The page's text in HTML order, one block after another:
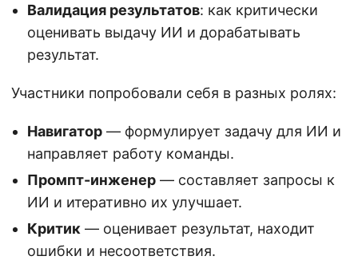
Валидация результатов: как критически
оценивать выдачу ИИ и дорабатывать
результат.
Участники попробовали себя в разных ролях:
Навигатор — формулирует задачу для ИИ и
направляет работу команды.
Промпт-инженер — составляет запросы к
ИИ и итеративно их улучшает.
Критик — оценивает результат, находит
ошибки и несоответствия.